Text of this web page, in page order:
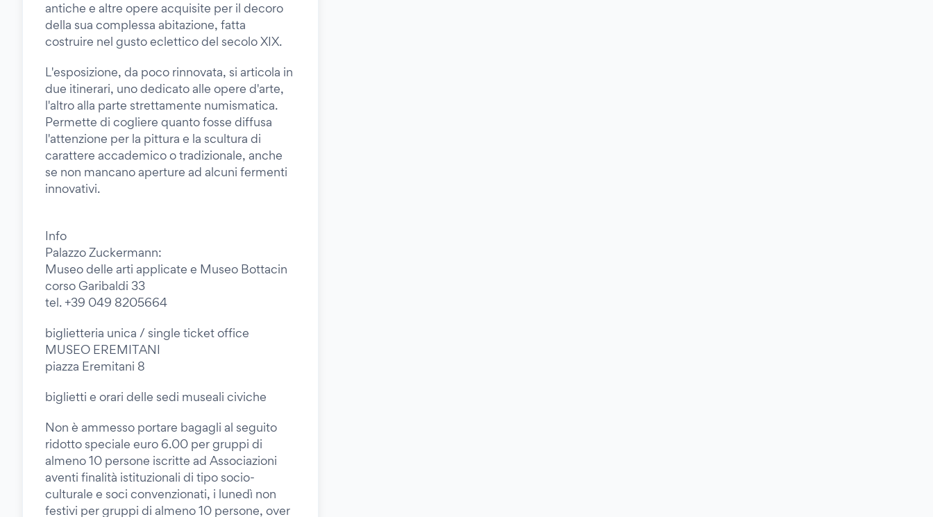
antiche e altre opere acquisite per il decoro
della sua complessa abitazione, fatta
costruire nel gusto eclettico del secolo XIX.
L'esposizione, da poco rinnovata, si articola in
due itinerari, uno dedicato alle opere d'arte,
l'altro alla parte strettamente numismatica.
Permette di cogliere quanto fosse diffusa
l'attenzione per la pittura e la scultura di
carattere accademico o tradizionale, anche
se non mancano aperture ad alcuni fermenti
innovativi.
Info
Palazzo Zuckermann:
Museo delle arti applicate e Museo Bottacin
corso Garibaldi 33
tel. +39 049 8205664
biglietteria unica / single ticket office
MUSEO EREMITANI
piazza Eremitani 8
biglietti e orari delle sedi museali civiche
Non è ammesso portare bagagli al seguito
ridotto speciale euro 6.00 per gruppi di
almeno 10 persone iscritte ad Associazioni
aventi finalità istituzionali di tipo socio-
culturale e soci convenzionati, i lunedì non
festivi per gruppi di almeno 10 persone, over